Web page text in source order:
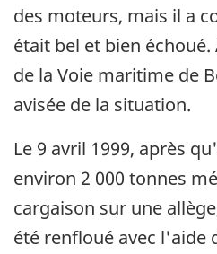
des moteurs, mais il a
était bel et bien échoué.
de la Voie maritime de
avisée de la situation.
Le 9 avril 1999, après
environ 2 000 tonnes
cargaison sur une
été renfloué avec l'aide